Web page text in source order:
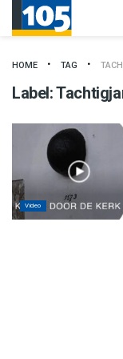
HOME TAG
Label:
Video